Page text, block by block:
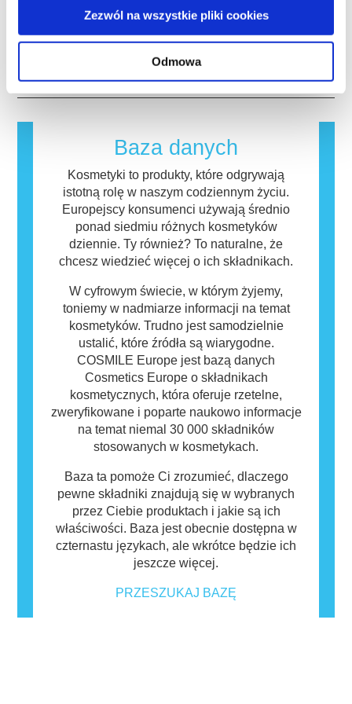
Zezwól na wszystkie pliki cookies
Odmowa
powodujące zaburzenia układu hormonalnego.
Rygorystyczne oceny bezpieczeństwa
wykwalifikowanych ekspertów naukowych, do
których przeprowadzenia firmy są prawnie
funkcjonowania układu hormonalnego.
testowania na zwierzętach w celu oceny
bezpieczeństwa składników i produktów
kosmetycznych.
syntetycznych, może potencjalnie wywoływać
reakcję alergiczną. Występuje ona, kiedy
na substancje, które dla większości ludzi są
mogą zawierać składniki, które dla niektórych
osób mogą okazać się alergizujące. Nie
oznacza to jednak, że produkt nie jest
bezpieczny dla innych.
Baza danych
Kosmetyki to produkty, które odgrywają
istotną rolę w naszym codziennym życiu.
Europejscy konsumenci używają średnio
ponad siedmiu różnych kosmetyków
dziennie. Ty również? To naturalne, że
chcesz wiedzieć więcej o ich składnikach.
W cyfrowym świecie, w którym żyjemy,
toniemy w nadmiarze informacji na temat
kosmetyków. Trudno jest samodzielnie
ustalić, które źródła są wiarygodne.
COSMILE Europe jest bazą danych
Cosmetics Europe o składnikach
kosmetycznych, która oferuje rzetelne,
zweryfikowane i poparte naukowo informacje
na temat niemal 30 000 składników
stosowanych w kosmetykach.
Baza ta pomoże Ci zrozumieć, dlaczego
pewne składniki znajdują się w wybranych
przez Ciebie produktach i jakie są ich
właściwości. Baza jest obecnie dostępna w
czternastu językach, ale wkrótce będzie ich
jeszcze więcej.
PRZESZUKAJ BAZĘ